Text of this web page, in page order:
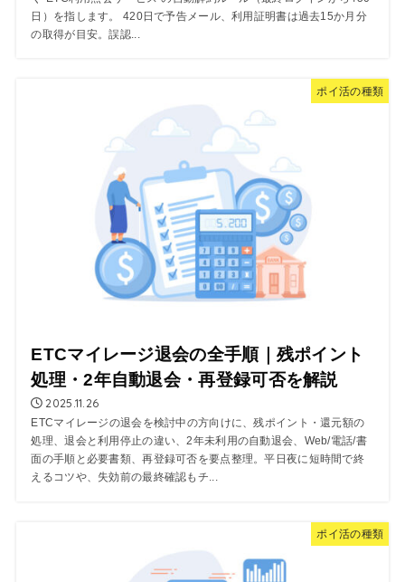
日）を指します。 420日で予告メール、利用証明書は過去15か月分
の取得が目安。誤認...
ポイ活の種類
ETCマイレージ退会の全手順｜残ポイント
処理・2年自動退会・再登録可否を解説
2025.11.26
ETCマイレージの退会を検討中の方向けに、残ポイント・還元額の
処理、退会と利用停止の違い、2年未利用の自動退会、Web/電話/書
面の手順と必要書類、再登録可否を要点整理。平日夜に短時間で終
えるコツや、失効前の最終確認もチ...
ポイ活の種類